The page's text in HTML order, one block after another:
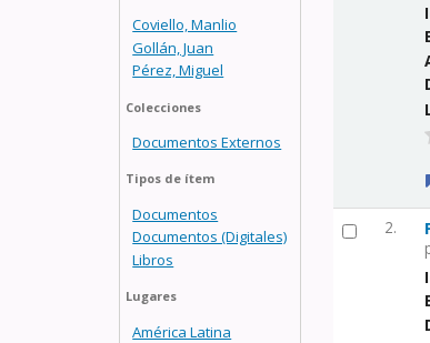
Coviello, Manlio
Gollán, Juan
Pérez, Miguel
Colecciones
Documentos Externos
Tipos de ítem
Documentos
Documentos (Digitales)
Libros
Lugares
América Latina
2.